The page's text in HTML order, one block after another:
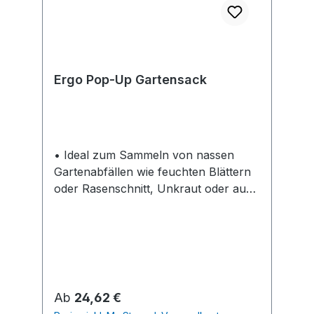
Ergo Pop-Up Gartensack
• Ideal zum Sammeln von nassen
Gartenabfällen wie feuchten Blättern
oder Rasenschnitt, Unkraut oder auch
Haltbarkeit dank Verwendung von
nachhaltigem Kunststoffmaterial (keine
Regulärer Preis:
Ab 24,62 €